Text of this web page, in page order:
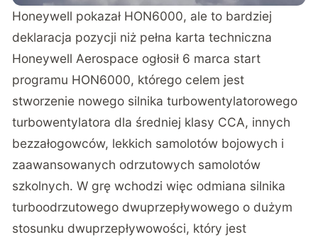
Honeywell pokazał HON6000, ale to bardziej
deklaracja pozycji niż pełna karta techniczna
Honeywell Aerospace ogłosił 6 marca start
programu HON6000, którego celem jest
stworzenie nowego silnika turbowentylatorowego
turbowentylatora dla średniej klasy CCA, innych
bezzałogowców, lekkich samolotów bojowych i
zaawansowanych odrzutowych samolotów
szkolnych. W grę wchodzi więc odmiana silnika
turboodrzutowego dwuprzepływowego o dużym
stosunku dwuprzepływowości, który jest